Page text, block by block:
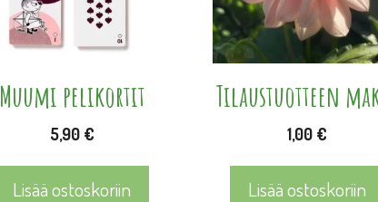
Muumi pelikortit
5,90 €
Lisää ostoskoriin
Tilaustuotteen
1,00 €
Lisää ostoskoriin